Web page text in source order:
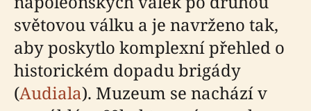
světovou válku a je navrženo tak,
aby poskytlo komplexní přehled o
historickém dopadu brigády
(Audiala). Muzeum se nachází v